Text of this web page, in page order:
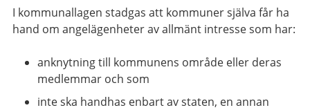
I kommunallagen stadgas att kommuner själva får ha
hand om angelägenheter av allmänt intresse som har:
anknytning till kommunens område eller deras
medlemmar och som
inte ska handhas enbart av staten, en annan